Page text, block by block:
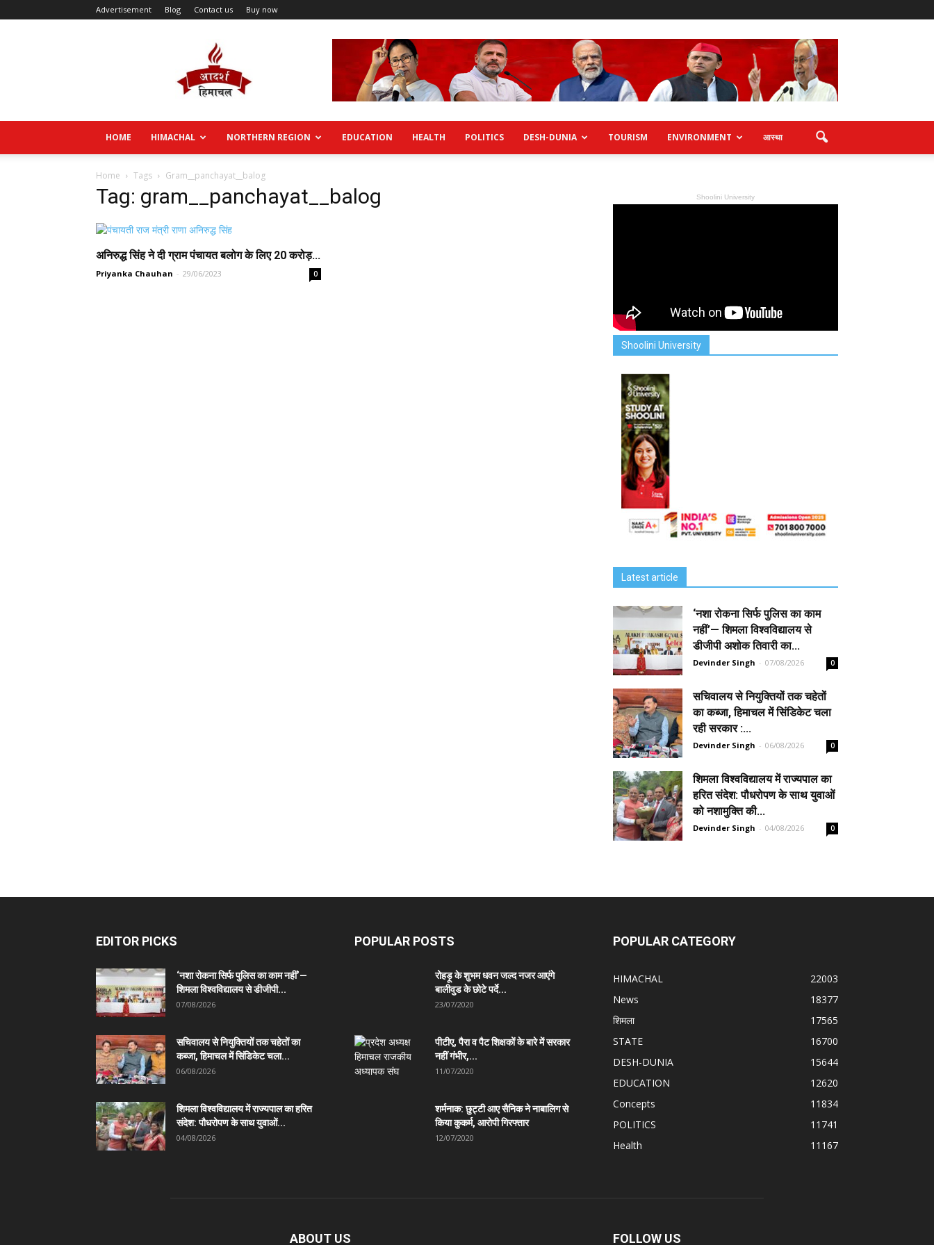
Advertisement Blog Contact us Buy now
HOME HIMACHAL NORTHERN REGION EDUCATION HEALTH POLITICS DESH-DUNIA TOURISM ENVIRONMENT आस्था
Home Tags Gram__panchayat__balog
Tag: gram__panchayat__balog
अनिरुद्ध सिंह ने दी ग्राम पंचायत बलोग के लिए 20 करोड़...
Priyanka Chauhan - 29/06/2023 0
Shoolini University
Shoolini University
Latest article
‘नशा रोकना सिर्फ पुलिस का काम
नहीं’— शिमला विश्वविद्यालय से
डीजीपी अशोक तिवारी का...
Devinder Singh - 07/08/2026 0
सचिवालय से नियुक्तियों तक चहेतों
का कब्जा, हिमाचल में सिंडिकेट चला
रही सरकार :...
Devinder Singh - 06/08/2026 0
शिमला विश्वविद्यालय में राज्यपाल का
हरित संदेश: पौधरोपण के साथ युवाओं
को नशामुक्ति की...
Devinder Singh - 04/08/2026 0
EDITOR PICKS
‘नशा रोकना सिर्फ पुलिस का काम नहीं’—
शिमला विश्वविद्यालय से डीजीपी...
07/08/2026
सचिवालय से नियुक्तियों तक चहेतों का
कब्जा, हिमाचल में सिंडिकेट चला...
06/08/2026
शिमला विश्वविद्यालय में राज्यपाल का हरित
संदेश: पौधरोपण के साथ युवाओं...
04/08/2026
POPULAR POSTS
रोहड़ू के शुभम धवन जल्द नजर आएंगे
बालीवुड के छोटे पर्दे...
23/07/2020
पीटीए, पैरा व पैट शिक्षकों के बारे में सरकार
नहीं गंभीर,...
11/07/2020
शर्मनाक: छुट्टी आए सैनिक ने नाबालिग से
किया कुकर्म, आरोपी गिरफ्तार
12/07/2020
POPULAR CATEGORY
HIMACHAL
22003
News
18377
शिमला
17565
STATE
16700
DESH-DUNIA
15644
EDUCATION
12620
Concepts
11834
POLITICS
11741
Health
11167
ABOUT US FOLLOW US